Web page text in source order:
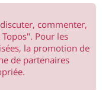
commenter,
Pour les
la promotion de
de partenaires